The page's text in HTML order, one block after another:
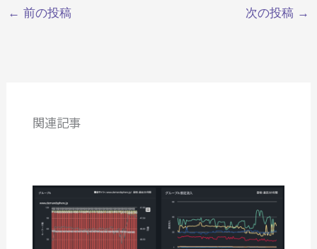
← 前の投稿 次の投稿 →
関連記事